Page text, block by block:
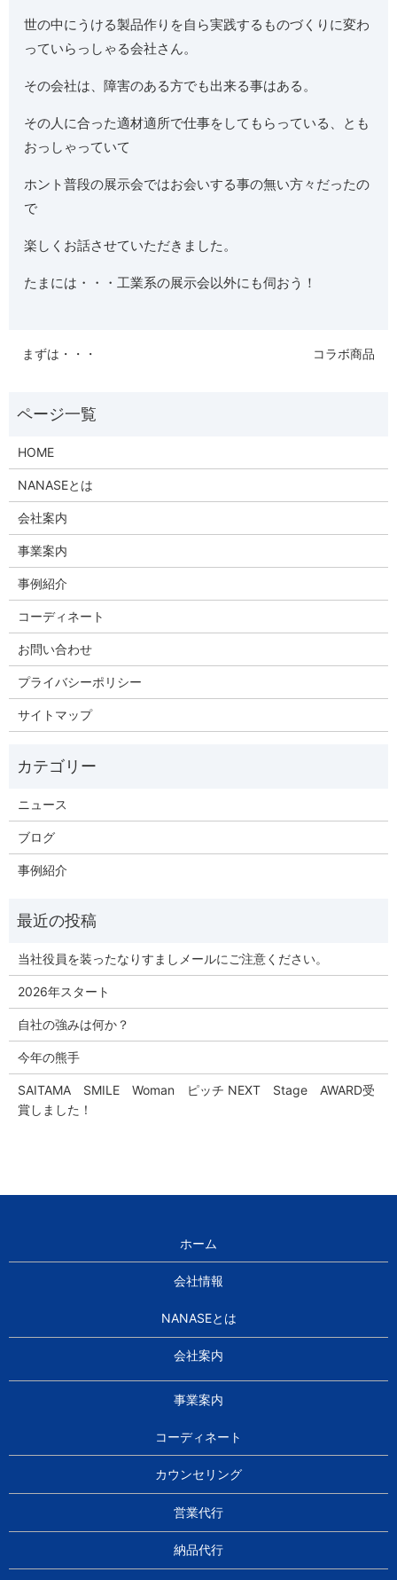
世の中にうける製品作りを自ら実践するものづくりに変わ
っていらっしゃる会社さん。
その会社は、障害のある方でも出来る事はある。
その人に合った適材適所で仕事をしてもらっている、とも
おっしゃっていて
ホント普段の展示会ではお会いする事の無い方々だったの
で
楽しくお話させていただきました。
たまには・・・工業系の展示会以外にも伺おう！
まずは・・・ コラボ商品
HOME
NANASEとは
会社案内
事業案内
事例紹介
コーディネート
お問い合わせ
プライバシーポリシー
サイトマップ
ニュース
ブログ
事例紹介
当社役員を装ったなりすましメールにご注意ください。
2026年スタート
自社の強みは何か？
今年の熊手
SAITAMA SMILE Woman ピッチ NEXT Stage AWARD受
賞しました！
ホーム
会社情報
NANASEとは
会社案内
事業案内
コーディネート
カウンセリング
営業代行
納品代行